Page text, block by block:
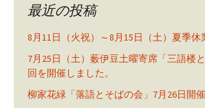
最近の投稿
8月11日（火祝）～8月15日（土）夏季休
7月25日（土）薮伊豆土曜寄席「三語楼
回を開催しました。
柳家花緑「落語とそばの会」7月26日開催